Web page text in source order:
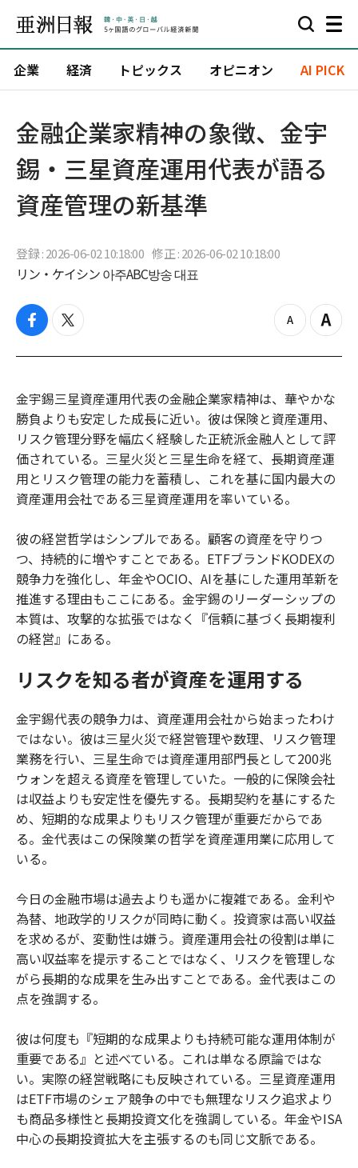
企業 経済 トピックス オピニオン AI PICK
金融企業家精神の象徴、金宇
錫・三星資産運用代表が語る
資産管理の新基準
登録 : 2026-06-02 10:18:00 修正 : 2026-06-02 10:18:00
リン・ケイシン 아주ABC방송 대표
f
c
o
o
k
t
i
e
r
z
o
u
t
Z
o
n
金宇錫三星資産運用代表の金融企業家精神は、華やかな
勝負よりも安定した成長に近い。彼は保険と資産運用、
リスク管理分野を幅広く経験した正統派金融人として評
価されている。三星火災と三星生命を経て、長期資産運
用とリスク管理の能力を蓄積し、これを基に国内最大の
資産運用会社である三星資産運用を率いている。
彼の経営哲学はシンプルである。顧客の資産を守りつ
つ、持続的に増やすことである。ETFブランドKODEXの
競争力を強化し、年金やOCIO、AIを基にした運用革新を
推進する理由もここにある。金宇錫のリーダーシップの
本質は、攻撃的な拡張ではなく『信頼に基づく長期複利
の経営』にある。
リスクを知る者が資産を運用する
金宇錫代表の競争力は、資産運用会社から始まったわけ
ではない。彼は三星火災で経営管理や数理、リスク管理
業務を行い、三星生命では資産運用部門長として200兆
ウォンを超える資産を管理していた。一般的に保険会社
は収益よりも安定性を優先する。長期契約を基にするた
め、短期的な成果よりもリスク管理が重要だからであ
る。金代表はこの保険業の哲学を資産運用業に応用して
いる。
今日の金融市場は過去よりも遥かに複雑である。金利や
為替、地政学的リスクが同時に動く。投資家は高い収益
を求めるが、変動性は嫌う。資産運用会社の役割は単に
高い収益率を提示することではなく、リスクを管理しな
がら長期的な成果を生み出すことである。金代表はこの
点を強調する。
彼は何度も『短期的な成果よりも持続可能な運用体制が
重要である』と述べている。これは単なる原論ではな
い。実際の経営戦略にも反映されている。三星資産運用
はETF市場のシェア競争の中でも無理なリスク追求より
も商品多様性と長期投資文化を強調している。年金やISA
中心の長期投資拡大を主張するのも同じ文脈である。